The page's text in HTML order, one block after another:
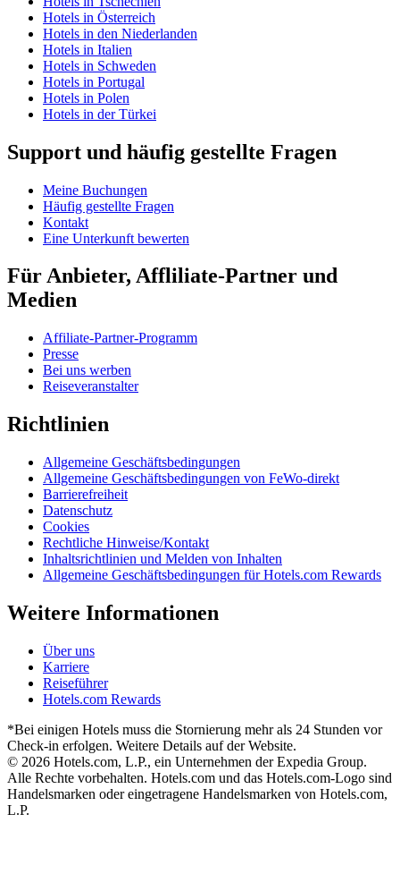
Hotels in Österreich
Hotels in den Niederlanden
Hotels in Italien
Hotels in Schweden
Hotels in Portugal
Hotels in Polen
Hotels in der Türkei
Support und häufig gestellte Fragen
Meine Buchungen
Häufig gestellte Fragen
Kontakt
Eine Unterkunft bewerten
Für Anbieter, Affliliate-Partner und
Medien
Affiliate-Partner-Programm
Presse
Bei uns werben
Reiseveranstalter
Richtlinien
Allgemeine Geschäftsbedingungen
Allgemeine Geschäftsbedingungen von FeWo-direkt
Barrierefreiheit
Datenschutz
Cookies
Rechtliche Hinweise/Kontakt
Inhaltsrichtlinien und Melden von Inhalten
Allgemeine Geschäftsbedingungen für Hotels.com Rewards
Weitere Informationen
Über uns
Karriere
Reiseführer
Hotels.com Rewards
*Bei einigen Hotels muss die Stornierung mehr als 24 Stunden vor
Check-in erfolgen. Weitere Details auf der Website.
© 2026 Hotels.com, L.P., ein Unternehmen der Expedia Group.
Alle Rechte vorbehalten. Hotels.com und das Hotels.com-Logo sind
Handelsmarken oder eingetragene Handelsmarken von Hotels.com,
L.P.